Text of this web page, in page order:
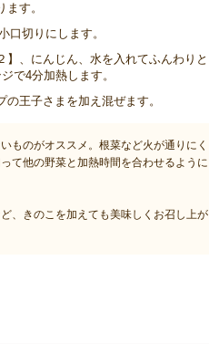
す。
口切りにします。
】、にんじん、水を入れてふんわりと
で4分加熱します。
の王子さまを加え混ぜます。
ものがオススメ。根菜など火が通りにく
て他の野菜と加熱時間を合わせるように
、きのこを加えても美味しくお召し上が